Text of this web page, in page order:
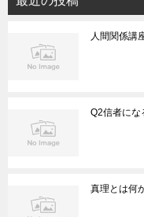
人間関係
Q2信者にな
真理とは何